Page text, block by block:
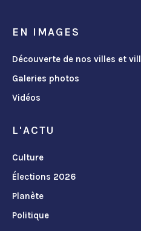
EN IMAGES
Découverte de nos villes et
Galeries photos
Vidéos
L'ACTU
Culture
Élections 2026
Planète
Politique